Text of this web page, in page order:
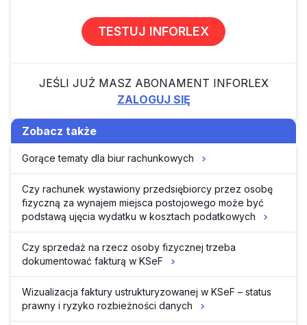
TESTUJ INFORLEX
JEŚLI JUŻ MASZ ABONAMENT INFORLEX
ZALOGUJ SIĘ
Zobacz także
Gorące tematy dla biur rachunkowych
Czy rachunek wystawiony przedsiębiorcy przez osobę
fizyczną za wynajem miejsca postojowego może być
podstawą ujęcia wydatku w kosztach podatkowych
Czy sprzedaż na rzecz osoby fizycznej trzeba
dokumentować fakturą w KSeF
Wizualizacja faktury ustrukturyzowanej w KSeF – status
prawny i ryzyko rozbieżności danych